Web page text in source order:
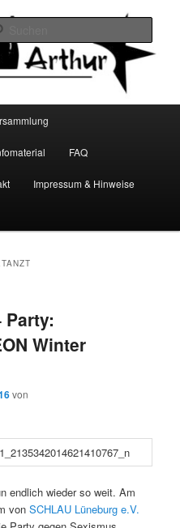
FAQ
Impressum & Hinweise
Party:
Winter
von
endlich wieder so weit. Am
vonSCHLAU Lüneburg e.V.